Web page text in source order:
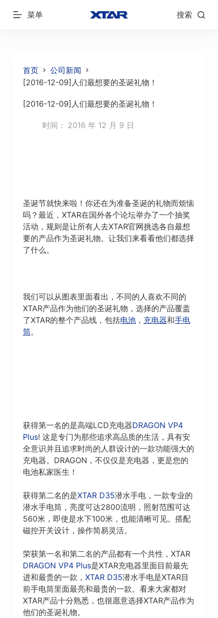
跳
菜单 搜索
首页
公司新闻
[2016-12-09]人们最想要的圣诞礼物！
[2016-12-09]人们最想要的圣诞礼物！
时间： 2016 年 12 月 9 日
圣诞节就快来啦！你还在为准备圣诞的礼物而烦恼
吗？最近，XTAR在国外各个论坛举办了一个抽奖
活动，规则是让所有人去XTAR官网挑选各自最想
要的产品作为圣诞礼物。让我们来看看他们都选择
了什么。
我们可以从图表里面看出，不同的人喜欢不同的
XTAR产品作为他们的圣诞礼物，选择的产品覆盖
了XTAR的整个产品线，包括电池， 充电器和手电
筒。
获得第一名的是高端LCD充电器DRAGON VP4
Plus! 这是专门为那些追求高品质的生活，具有安
全意识并且追求时尚的人群设计的一款功能强大的
充电器。DRAGON，不仅仅是充电器，更是您的
电池私家医生！
获得第二名的是XTAR D35潜水手电，一款专业的
潜水手电筒，亮度可达2800流明，照射范围可达
560米，即使是水下100米，也能清晰可见。搭配
磁控开关设计，操作简易灵活。
荣获第一名和第二名的产品都有一个共性，XTAR
DRAGON VP4 Plus是XTAR充电器里面目前最先
进和最贵的一款， XTAR D35潜水手电是XTAR目
前手电筒里面最亮和最贵的一款。看来大家都对
XTAR产品十分熟悉，也很愿意选择XTAR产品作为
他们的圣诞礼物。